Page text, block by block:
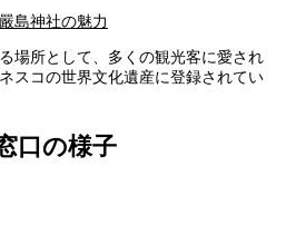
島神社の魅力
場所として、多くの観光客に愛され
スコの世界文化遺産に登録されてい
口の様子